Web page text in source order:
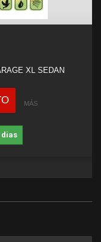
XL SEDAN
MÁS
dias